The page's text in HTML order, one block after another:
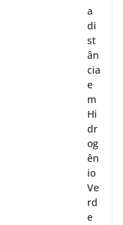
a
di
st
ân
cia
e
m
Hi
dr
og
ên
io
Ve
rd
e